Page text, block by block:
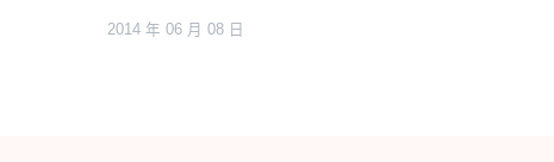
2014 年 06 月 08 日